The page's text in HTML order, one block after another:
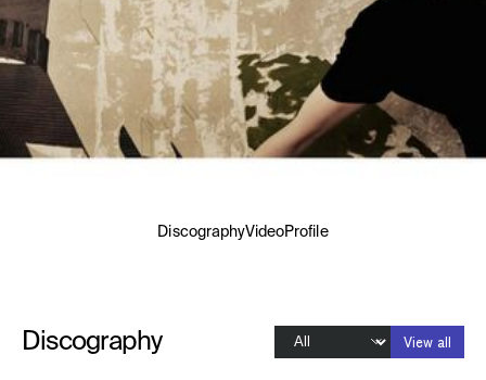
DiscographyVideoProfile
Discography View all